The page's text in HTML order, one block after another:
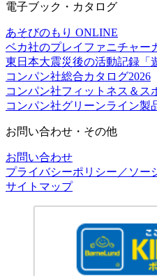
電子ブック・カタログ
あそびのもり ONLINE
ベカ社のプレイファニチャー
東日本大震災後の活動記録「
コンパン社総合カタログ2026
コンパン社フィットネス＆ス
コンパン社グリーンライン製
お問い合わせ・その他
お問い合わせ
プライバシーポリシー／ソー
サイトマップ